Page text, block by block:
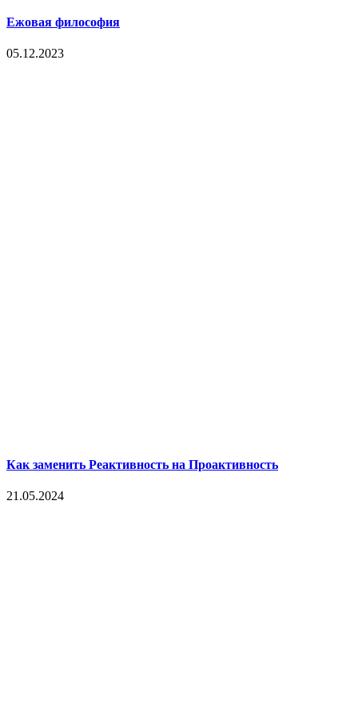
Ежовая философия
05.12.2023
Как заменить Реактивность на Проактивность
21.05.2024